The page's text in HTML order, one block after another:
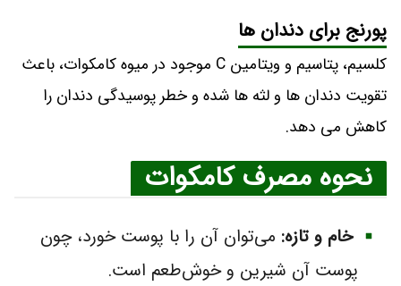
پورنج برای دندان ها
کلسیم، پتاسیم و ویتامین C موجود در میوه کامکوات، باعث
تقویت دندان ها و لثه ها شده و خطر پوسیدگی دندان را
کاهش می دهد.
نحوه مصرف کامکوات
خام و تازه: می‌توان آن را با پوست خورد، چون
پوست آن شیرین و خوش‌طعم است.